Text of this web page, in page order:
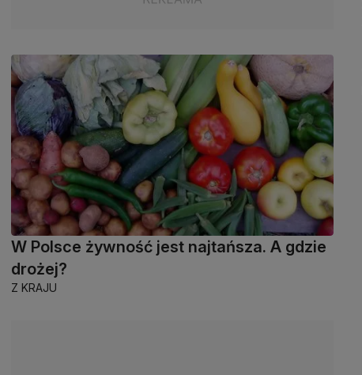
W Polsce żywność jest najtańsza. A gdzie
drożej?
Z KRAJU